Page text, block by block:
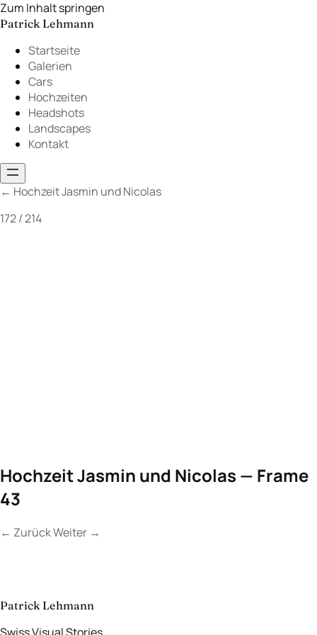
Zum Inhalt springen
Patrick Lehmann
Startseite
Galerien
Cars
Hochzeiten
Headshots
Landscapes
Kontakt
← Hochzeit Jasmin und Nicolas
172 / 214
Hochzeit Jasmin und Nicolas — Frame
43
← ZurückWeiter →
aufnehmen→
Patrick Lehmann